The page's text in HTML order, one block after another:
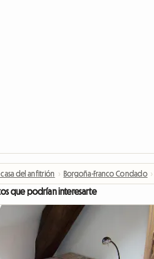
del anfitrión › Borgoña-Franco Condado ›
que podrían interesarte